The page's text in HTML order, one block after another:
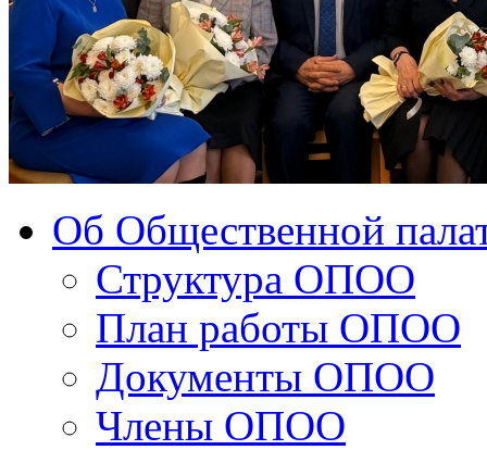
Об Общественной
Структура ОПОО
План работы ОПОО
Документы ОПОО
Члены ОПОО